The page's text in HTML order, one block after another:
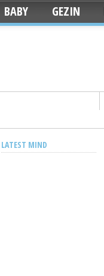
BABY GEZIN
bent
ago
years ago
land
LATEST MIND